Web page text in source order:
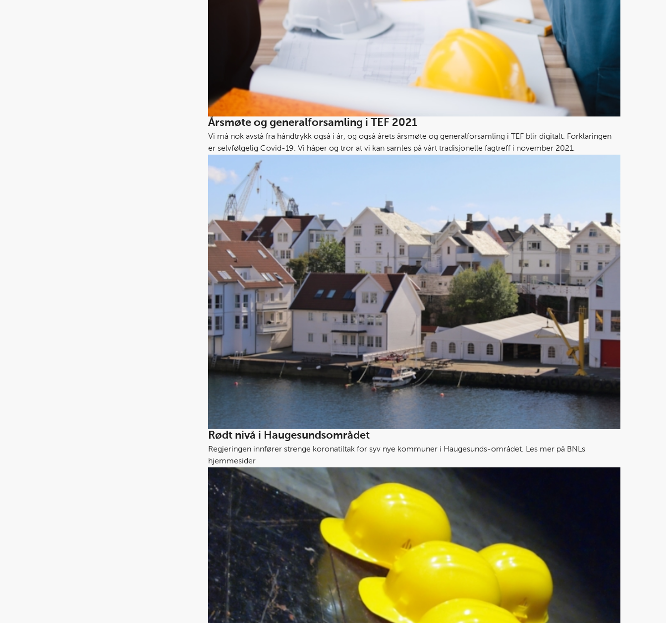
Årsmøte og generalforsamling i TEF 2021
Vi må nok avstå fra håndtrykk også i år, og også årets årsmøte og generalforsamling i TEF blir digitalt. Forklaringen
er selvfølgelig Covid-19. Vi håper og tror at vi kan samles på vårt tradisjonelle fagtreff i november 2021.
Rødt nivå i Haugesundsområdet
Regjeringen innfører strenge koronatiltak for syv nye kommuner i Haugesunds-området. Les mer på BNLs
hjemmesider